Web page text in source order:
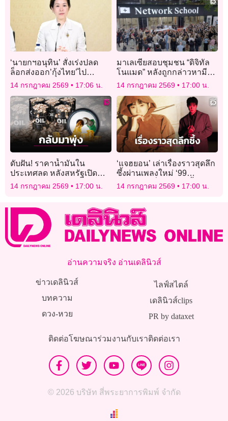
‘นายกฯอนุทิน’ สั่งเร่งปลด
ล็อกส่งออก’กุ้งไทย’ไป
มาเลเซีย มอบ
‘ก.เกษตรฯ’ตามงาน ยึดข้อ
ตกลงไทย-มาเลเซีย
14 กรกฎาคม 2569 17:06 น.
มาเลเซียสอบชุมชน “ดิจิทัล
โนแมด” หลังถูกกล่าวหามี
ชาวอิสราเอลอาศัยอยู่
14 กรกฎาคม 2569 17:00 น.
ดับฝัน! ราคาน้ำมันใน
ประเทศลด หลังสหรัฐเปิด
ฉากโจมตีทำราคาตลาดโลก
กลับมาเด้งขึ้นอีกแล้ว
14 กรกฎาคม 2569 17:00 น.
‘แจฮยอน’ เล่าเรื่องราวสุดลึก
ซึ้งผ่านเพลงใหม่ ‘99
Degrees’ ที่ร่วมแต่งเนื้อร้อง-
ทำนองแบบตัวเอง
14 กรกฎาคม 2569 17:00 น.
อ่านความจริง อ่านเดลินิวส์
ข่าวเดลินิวส์
บทความ
ดวง-หวย
ไลฟ์สไตล์
เดลินิวส์clips
PR by dataxet
ติดต่อโฆษณาร่วมงานกับเราติดต่อเรา
© 2026 บริษัท สี่พระยาการพิมพ์ จำกัด